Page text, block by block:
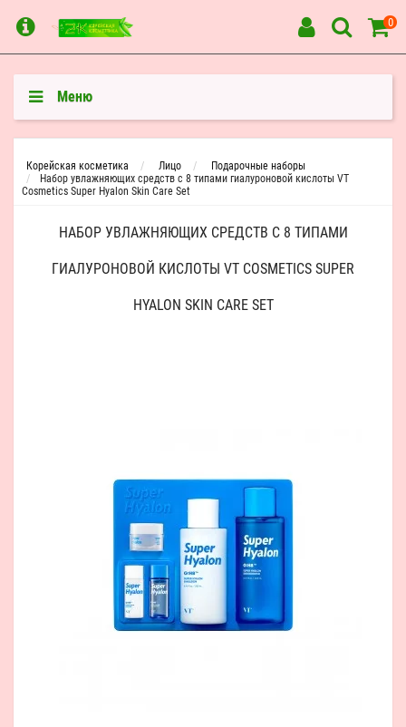
0
Меню
Корейская косметика Лицо
Подарочные наборы
Набор увлажняющих средств с 8 типами гиалуроновой кислоты VT
Cosmetics Super Hyalon Skin Care Set
НАБОР УВЛАЖНЯЮЩИХ СРЕДСТВ С 8 ТИПАМИ
ГИАЛУРОНОВОЙ КИСЛОТЫ VT COSMETICS SUPER
HYALON SKIN CARE SET